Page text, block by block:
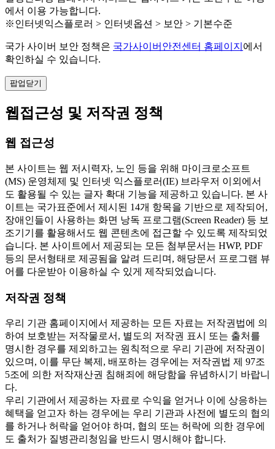
에서 이용 가능합니다.
※인터넷익스플로러 > 인터넷옵션 > 보안 > 기본수준
국가 사이버 보안 정책은 국가사이버안전센터 홈페이지 에서
확인하실 수 있습니다.
팝업닫기
웹접근성 및 저작권 정책
웹 접근성
본 사이트는 웹 저시력자, 노인 등을 위해 마이크로소프트
(MS) 운영체제 및 인터넷 익스플로러(IE) 브라우저 이외에서
도 활용될 수 있는 글자 확대 기능을 제공하고 있습니다. 본 사
이트는 국가표준에서 제시된 14개 항목을 기반으로 제작되어,
장애인들이 사용하는 화면 낭독 프로그램(Screen Reader) 등 보
조기기를 활용해서도 웹 콘텐츠에 접근할 수 있도록 제작되었
습니다. 본 사이트에서 제공되는 모든 첨부문서는 HWP, PDF
등의 문서형태로 제공됨을 알려 드리며, 해당문서 프로그램 뷰
어를 다운받아 이용하실 수 있게 제작되었습니다.
저작권 정책
우리 기관 홈페이지에서 제공하는 모든 자료는 저작권법에 의
하여 보호받는 저작물로서, 별도의 저작권 표시 또는 출처를
명시한 경우를 제외하고는 원칙적으로 우리 기관에 저작권이
있으며, 이를 무단 복제, 배포하는 경우에는 저작권법 제 97조
5조에 의한 저작재산권 침해죄에 해당함을 유념하시기 바랍니
다.
우리 기관에서 제공하는 자료로 수익을 얻거나 이에 상응하는
혜택을 얻고자 하는 경우에는 우리 기관과 사전에 별도의 협의
를 하거나 허락을 얻어야 하며, 협의 또는 허락에 의한 경우에
도 출처가 질병관리청임을 반드시 명시해야 합니다.